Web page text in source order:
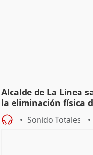
Alcalde de La Línea
la eliminación física
Sonido Totales